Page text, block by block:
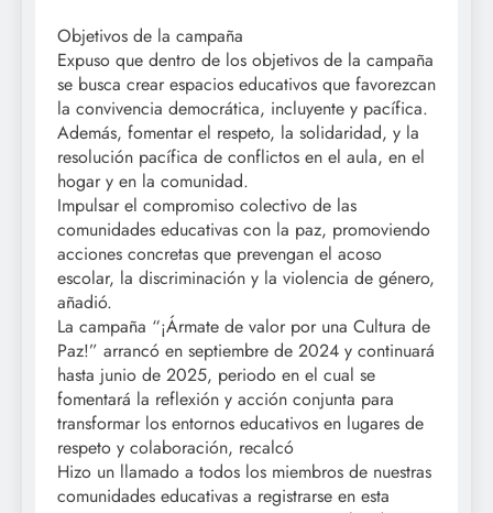
Objetivos de la campaña
Expuso que dentro de los objetivos de la campaña
se busca crear espacios educativos que favorezcan
la convivencia democrática, incluyente y pacífica.
Además, fomentar el respeto, la solidaridad, y la
resolución pacífica de conflictos en el aula, en el
hogar y en la comunidad.
Impulsar el compromiso colectivo de las
comunidades educativas con la paz, promoviendo
acciones concretas que prevengan el acoso
escolar, la discriminación y la violencia de género,
añadió.
La campaña “¡Ármate de valor por una Cultura de
Paz!” arrancó en septiembre de 2024 y continuará
hasta junio de 2025, periodo en el cual se
fomentará la reflexión y acción conjunta para
transformar los entornos educativos en lugares de
respeto y colaboración, recalcó
Hizo un llamado a todos los miembros de nuestras
comunidades educativas a registrarse en esta